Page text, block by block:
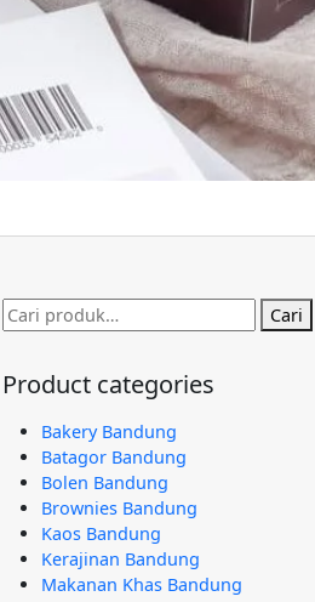
Pencarian
untuk:
Cari
Product categories
Bakery Bandung
Batagor Bandung
Bolen Bandung
Brownies Bandung
Kaos Bandung
Kerajinan Bandung
Makanan Khas Bandung